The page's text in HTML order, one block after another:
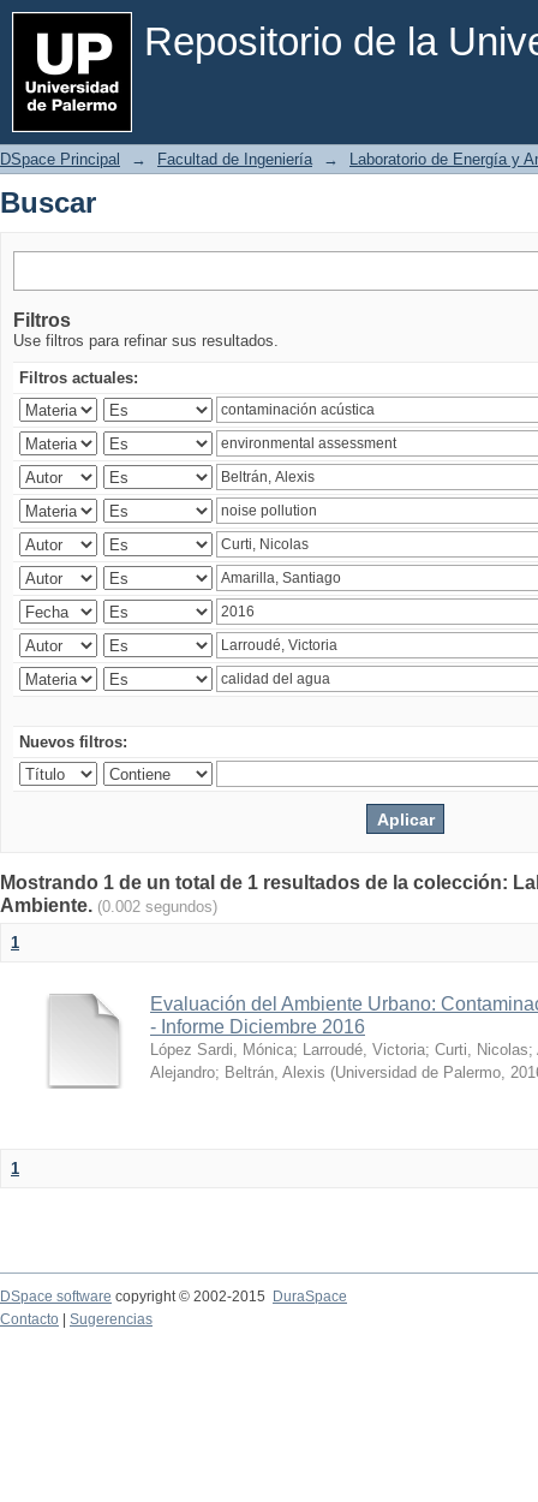
Repositorio de la
Buscar
DSpace Principal → Facultad de Ingeniería → Laboratorio de Energía y
Buscar
Filtros
Use filtros para refinar sus resultados.
Filtros actuales:
Nuevos filtros:
Mostrando 1 de un total de 1 resultados de la colección:
Ambiente. (0.002 segundos)
1
Evaluación del Ambiente Urbano:
- Informe Diciembre 2016
López Sardi, Mónica; Larroudé, Victoria; Curti, Nicolas;
Alejandro; Beltrán, Alexis (Universidad de Palermo,
1
DSpace software copyright © 2002-2015
DuraSpace
Contacto
Sugerencias